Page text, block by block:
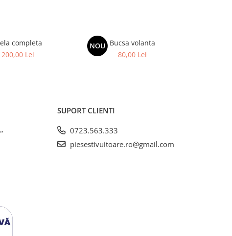
completa
200,00 Lei
NOU Bucsa volanta
80,00 Lei
SUPORT CLIENTI
0723.563.333
piesestivuitoare.ro@gmail.com